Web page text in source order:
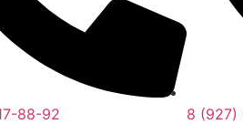
88-92 8 (927)